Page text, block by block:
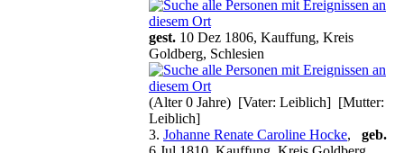
gest. 10 Dez 1806, Kauffung, Kreis
Goldberg, Schlesien
(Alter 0 Jahre) [Vater: Leiblich] [Mutter:
Leiblich]
3. Johanne Renate Caroline Hocke, geb.